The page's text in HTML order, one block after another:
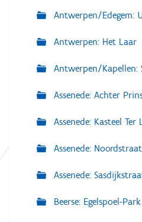
Antwerpen/Edegem:
Antwerpen: Het Laar
Antwerpen/Kapellen:
Assenede: Achter
Assenede: Kasteel Ter
Assenede: Noordstraat
Assenede:
Beerse: Egelspoel-Park